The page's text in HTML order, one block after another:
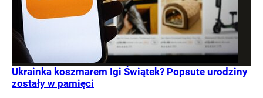
Ukrainka koszmarem Igi Świątek? Popsute urodziny
zostały w pamięci